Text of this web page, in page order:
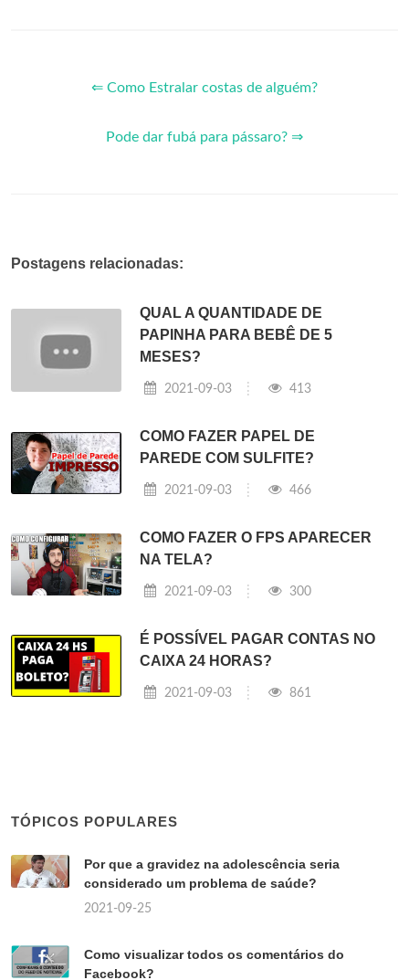
⇐ Como Estralar costas de alguém?
Pode dar fubá para pássaro? ⇒
Postagens relacionadas:
QUAL A QUANTIDADE DE
PAPINHA PARA BEBÊ DE 5
MESES?
2021-09-03 413
COMO FAZER PAPEL DE
PAREDE COM SULFITE?
2021-09-03 466
COMO FAZER O FPS APARECER
NA TELA?
2021-09-03 300
É POSSÍVEL PAGAR CONTAS NO
CAIXA 24 HORAS?
2021-09-03 861
TÓPICOS POPULARES
Por que a gravidez na adolescência seria
considerado um problema de saúde?
2021-09-25
Como visualizar todos os comentários do
Facebook?